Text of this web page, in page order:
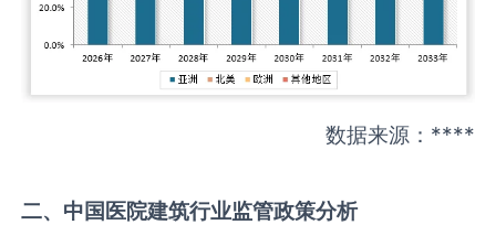
数据来源：****
二、中国医院建筑行业监管政策分析